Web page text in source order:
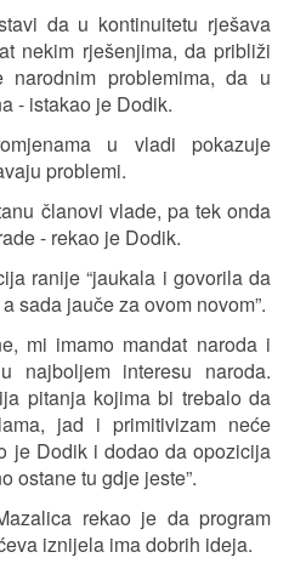
da u kontinuitetu rješava
nekim rješenjima, da približi
problemima, da u
- istakao je Dodik.
u vladi pokazuje
problemi.
članovi vlade, pa tek onda
- rekao je Dodik.
ranije “jaukala i govorila da
sada jauče za ovom novom”.
mi imamo mandat naroda i
najboljem interesu naroda.
pitanja kojima bi trebalo da
jad i primitivizam neće
je Dodik i dodao da opozicija
ostane tu gdje jeste”.
rekao je da program
iznijela ima dobrih ideja.